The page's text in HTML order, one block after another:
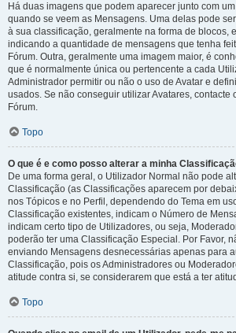
Há duas imagens que podem aparecer junto com
quando se veem as Mensagens. Uma delas pode
à sua classificação, geralmente na forma de blocos,
indicando a quantidade de mensagens que tenha
Fórum. Outra, geralmente uma imagem maior, é
que é normalmente única ou pertencente a cada
Administrador permitir ou não o uso de Avatar e
usados. Se não conseguir utilizar Avatares, contacte
Fórum.
Topo
O que é e como posso alterar a minha
De uma forma geral, o Utilizador Normal não pode
Classificação (as Classificações aparecem por
nos Tópicos e no Perfil, dependendo do Tema em
Classificação existentes, indicam o Número de
indicam certo tipo de Utilizadores, ou seja,
poderão ter uma Classificação Especial. Por Favor,
enviando Mensagens desnecessárias apenas para
Classificação, pois os Administradores ou
atitude contra si, se considerarem que está a ter
Topo